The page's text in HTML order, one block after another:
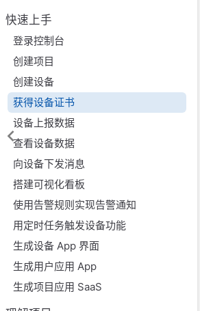
快速上手
登录控制台
创建项目
创建设备
获得设备证书
设备上报数据
查看设备数据
向设备下发消息
搭建可视化看板
使用告警规则实现告警通知
用定时任务触发设备功能
生成设备 App 界面
生成用户应用 App
生成项目应用 SaaS